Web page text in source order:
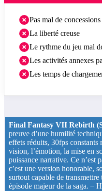
Pas mal de
La liberté creuse
Le rythme du jeu mal
Les activités annexes
Les temps de
Final Fantasy VII Rebirth
preuve d’une humilité
effets réduits, 30fps constants
vision, l’émotion, la mise en
puissance narrative. Ce n’est
c’est une version honorable,
surtout capable de
épisode majeur de la saga. –